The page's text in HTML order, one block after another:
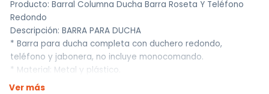
Producto: Barral Columna Ducha Barra Roseta Y Teléfono
Redondo
Descripción: BARRA PARA DUCHA
* Barra para ducha completa con duchero redondo,
teléfono y jabonera, no incluye monocomando.
* Material: Metal y plástico.
* Diseño de instalación oculta para dar un aspecto elegante
Ver más